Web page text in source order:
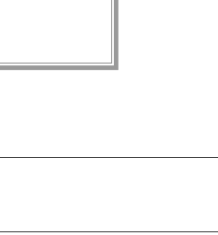
ANGESEHENE BROSCHÜREN